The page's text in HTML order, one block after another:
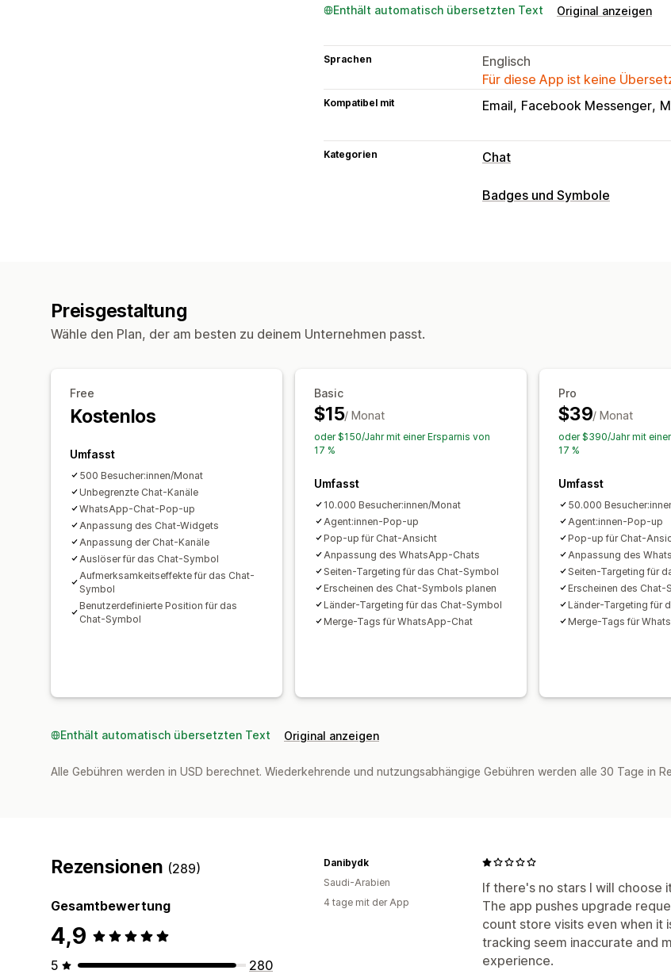
Enthält automatisch übersetzten Text Original anzeigen
Sprachen
Englisch
Für diese App ist keine
Kompatibel mit Email Facebook Messenger
Kategorien Chat
Anpassung
Badges und Symbole
Preisgestaltung
Wähle den Plan, der am besten zu deinem Unternehmen passt.
Free
Kostenlos
Umfasst
500 Besucher:innen/Monat
Unbegrenzte Chat-Kanäle
WhatsApp-Chat-Pop-up
Anpassung des Chat-Widgets
Anpassung der Chat-Kanäle
Auslöser für das Chat-Symbol
Aufmerksamkeitseffekte für das Chat-
Symbol
Benutzerdefinierte Position für das
Chat-Symbol
Basic
$15/ Monat
oder $150/Jahr mit einer Ersparnis von
17 %
Umfasst
10.000 Besucher:innen/Monat
Agent:innen-Pop-up
Pop-up für Chat-Ansicht
Anpassung des WhatsApp-Chats
Seiten-Targeting für das Chat-Symbol
Erscheinen des Chat-Symbols planen
Länder-Targeting für das Chat-Symbol
Merge-Tags für WhatsApp-Chat
Pro
$39/ Monat
oder $390/Jahr mit
17 %
Umfasst
50.000
Agent:innen-Pop-up
Pop-up für Chat-
Anpassung des
Seiten-Targeting für
Erscheinen des Chat-
Länder-Targeting für
Merge-Tags für
Enthält automatisch übersetzten Text Original anzeigen
Alle Gebühren werden in USD berechnet. Wiederkehrende und nutzungsabhängige Gebühren werden alle 30 Tage in
Rezensionen (289)
Gesamtbewertung
4,9
5
280
If there's no stars I will choose
The app pushes upgrade
count store visits even when it
tracking seem inaccurate and
experience.
Danibydk
Saudi-Arabien
4 tage mit der App